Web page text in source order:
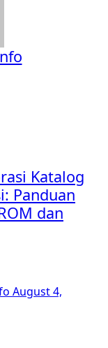
Katalog
Panduan
dan
August 4,